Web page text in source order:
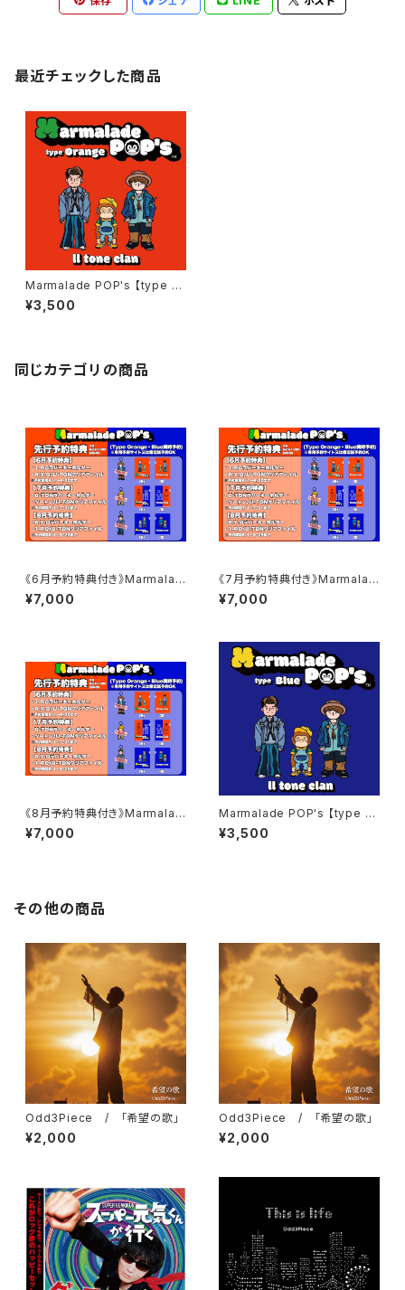
最近チェックした商品
Marmalade POP's 【type Or
ange】 / Ⅱtone clan
¥3,500
同じカテゴリの商品
《6月予約特典付き》Marmalad
e POP's 【type Blue】【 type
Orange】 / Ⅱtone clan
¥7,000
《7月予約特典付き》Marmalad
e POP's 【type Blue】【 type
Orange】 / Ⅱtone clan
¥7,000
《8月予約特典付き》Marmalad
e POP's 【type Blue】【 type
Orange】 / Ⅱtone clan
¥7,000
Marmalade POP's 【type Bl
ue】 / Ⅱtone clan
¥3,500
その他の商品
Odd3Piece / 「希望の歌」
¥2,000
Odd3Piece / 「希望の歌」
¥2,000